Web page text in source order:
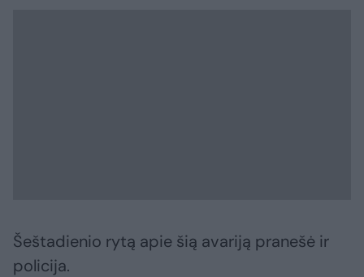
Šeštadienio rytą apie šią avariją pranešė ir
policija.